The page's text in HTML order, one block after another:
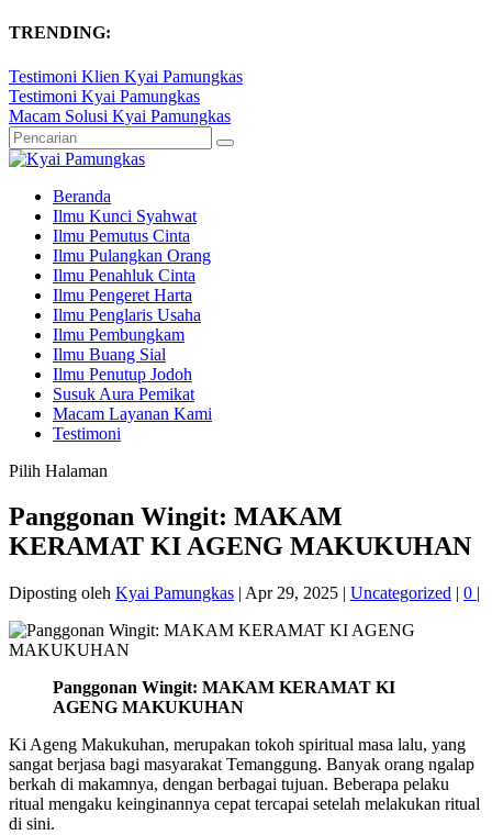
TRENDING:
Testimoni Klien Kyai Pamungkas
Testimoni Kyai Pamungkas
Macam Solusi Kyai Pamungkas
Beranda
Ilmu Kunci Syahwat
Ilmu Pemutus Cinta
Ilmu Pulangkan Orang
Ilmu Penahluk Cinta
Ilmu Pengeret Harta
Ilmu Penglaris Usaha
Ilmu Pembungkam
Ilmu Buang Sial
Ilmu Penutup Jodoh
Susuk Aura Pemikat
Macam Layanan Kami
Testimoni
Pilih Halaman
Panggonan Wingit: MAKAM
KERAMAT KI AGENG MAKUKUHAN
Diposting oleh Kyai Pamungkas | Apr 29, 2025 | Uncategorized | 0 |
Panggonan Wingit: MAKAM KERAMAT KI
AGENG MAKUKUHAN
Ki Ageng Makukuhan, merupakan tokoh spiritual masa lalu, yang
sangat berjasa bagi masyarakat Temanggung. Banyak orang ngalap
berkah di makamnya, dengan berbagai tujuan. Beberapa pelaku
ritual mengaku keinginannya cepat tercapai setelah melakukan ritual
di sini.